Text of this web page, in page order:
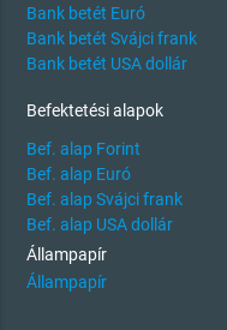
Bank betét Euró
Bank betét Svájci frank
Bank betét USA dollár
Befektetési alapok
Bef. alap Forint
Bef. alap Euró
Bef. alap Svájci frank
Bef. alap USA dollár
Állampapír
Állampapír